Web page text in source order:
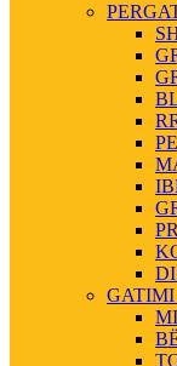
GATIMI